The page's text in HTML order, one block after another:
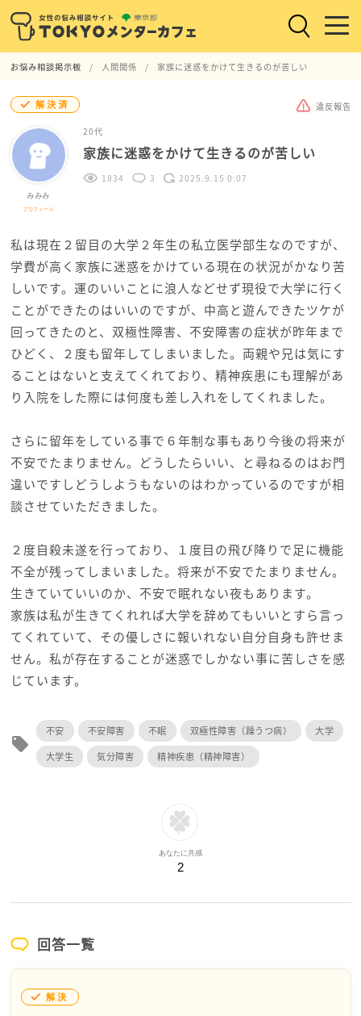
お悩み相談掲示板 人間関係 家族に迷惑をかけて生きるのが苦しい
解決済 違反報告
みみみ
プロフィール
20代
家族に迷惑をかけて生きるのが苦しい
1834 3 2025.9.15 0:07
私は現在２留目の大学２年生の私立医学部生なのですが、
学費が高く家族に迷惑をかけている現在の状況がかなり苦
しいです。運のいいことに浪人などせず現役で大学に行く
ことができたのはいいのですが、中高と遊んできたツケが
回ってきたのと、双極性障害、不安障害の症状が昨年まで
ひどく、２度も留年してしまいました。両親や兄は気にす
ることはないと支えてくれており、精神疾患にも理解があ
り入院をした際には何度も差し入れをしてくれました。
さらに留年をしている事で６年制な事もあり今後の将来が
不安でたまりません。どうしたらいい、と尋ねるのはお門
違いですしどうしようもないのはわかっているのですが相
談させていただきました。
２度自殺未遂を行っており、１度目の飛び降りで足に機能
不全が残ってしまいました。将来が不安でたまりません。
生きていていいのか、不安で眠れない夜もあります。
家族は私が生きてくれれば大学を辞めてもいいとすら言っ
てくれていて、その優しさに報いれない自分自身も許せま
せん。私が存在することが迷惑でしかない事に苦しさを感
じています。
local_offer
不安 不安障害 不眠 双極性障害（躁うつ病）
大学
大学生
気分障害 精神疾患（精神障害）
あなたに共感
2
回答一覧
解決